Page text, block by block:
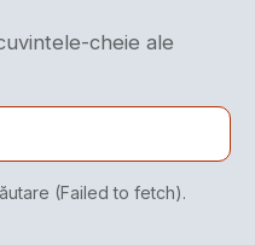
cheie ale
(Failed to fetch).